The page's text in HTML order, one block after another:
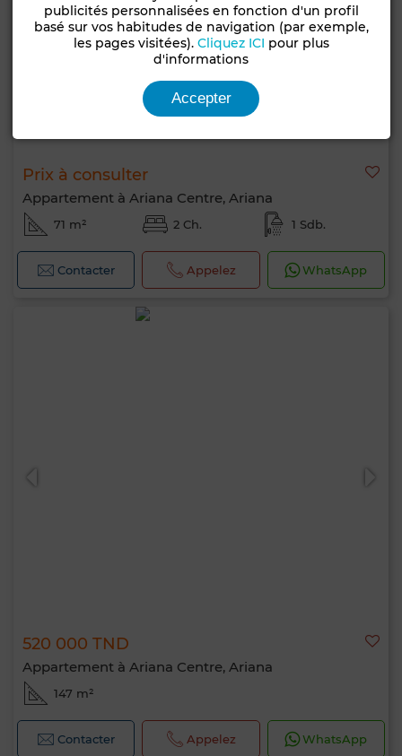
Prix à consulter
Appartement à Ariana Centre, Ariana
71 m² 2 Ch. 1 Sdb.
Contacter Appelez WhatsApp
520 000 TND
Appartement à Ariana Centre, Ariana
147 m²
Contacter Appelez WhatsApp
publicités personnalisées en fonction d'un profil
basé sur vos habitudes de navigation (par exemple,
les pages visitées). Cliquez ICI pour plus
d'informations
Accepter